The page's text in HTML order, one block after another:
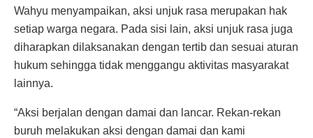
Wahyu menyampaikan, aksi unjuk rasa merupakan hak
setiap warga negara. Pada sisi lain, aksi unjuk rasa juga
diharapkan dilaksanakan dengan tertib dan sesuai aturan
hukum sehingga tidak menggangu aktivitas masyarakat
lainnya.
“Aksi berjalan dengan damai dan lancar. Rekan-rekan
buruh melakukan aksi dengan damai dan kami